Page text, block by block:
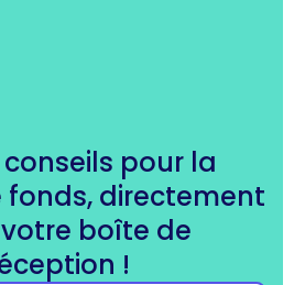
conseils pour la
directement
boîte de
!